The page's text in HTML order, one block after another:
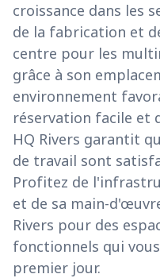
croissance dans les
de la fabrication et
centre pour les
grâce à son
environnement
réservation facile et
HQ Rivers garantit
de travail sont
Profitez de
et de sa main-
Rivers pour des
fonctionnels qui
premier jour.